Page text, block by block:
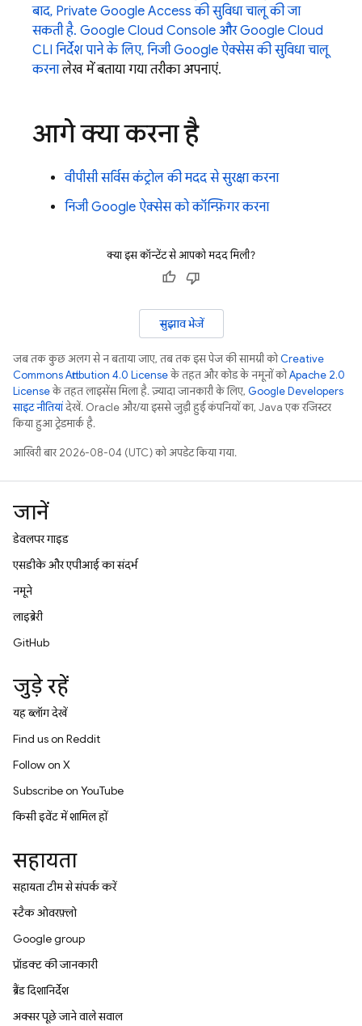
बाद, Private Google Access की सुविधा चालू की जा
सकती है. Google Cloud Console औरGoogle Cloud
CLI निर्देश पाने के लिए, निजी Google ऐक्सेस की सुविधा चालू
करनालेख में बताया गया तरीका अपनाएं.
आगे क्या करना है
वीपीसी सर्विस कंट्रोल की मदद से सुरक्षा करना
निजी Google ऐक्सेस को कॉन्फ़िगर करना
क्या इस कॉन्टेंट से आपको मदद मिली?
सुझाव भेजें
जब तक कुछ अलग से न बताया जाए, तब तक इस पेज की सामग्री कोCreative
Commons Attribution 4.0 Licenseके तहत और कोड के नमूनों कोApache 2.0
Licenseके तहत लाइसेंस मिला है. ज़्यादा जानकारी के लिए, Google Developers
साइट नीतियांदेखें. Oracle और/या इससे जुड़ी हुई कंपनियों का, Java एक रजिस्टर
किया हुआ ट्रेडमार्क है.
आखिरी बार 2026-08-04 (UTC) को अपडेट किया गया.
जानें
डेवलपर गाइड
एसडीके और एपीआई का संदर्भ
नमूने
लाइब्रेरी
GitHub
जुड़े रहें
यह ब्लॉग देखें
Find us on Reddit
Follow on X
Subscribe on YouTube
किसी इवेंट में शामिल हों
सहायता
सहायता टीम से संपर्क करें
स्टैक ओवरफ़्लो
Google group
प्रॉडक्ट की जानकारी
ब्रैंड दिशानिर्देश
अक्सर पूछे जाने वाले सवाल